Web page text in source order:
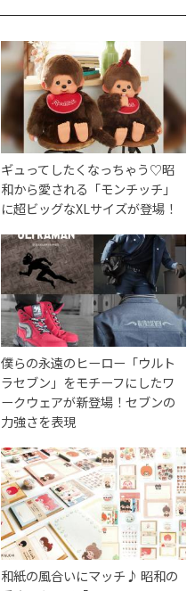
ギュってしたくなっちゃう♡昭
和から愛される「モンチッチ」
に超ビッグなXLサイズが登場！
僕らの永遠のヒーロー「ウルト
ラセブン」をモチーフにしたワ
ークウェアが新登場！セブンの
力強さを表現
和紙の風合いにマッチ♪ 昭和の